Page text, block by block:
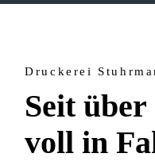
Druckerei
Seit
voll in